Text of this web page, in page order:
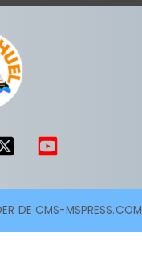
DE CMS-MSPRESS.COM